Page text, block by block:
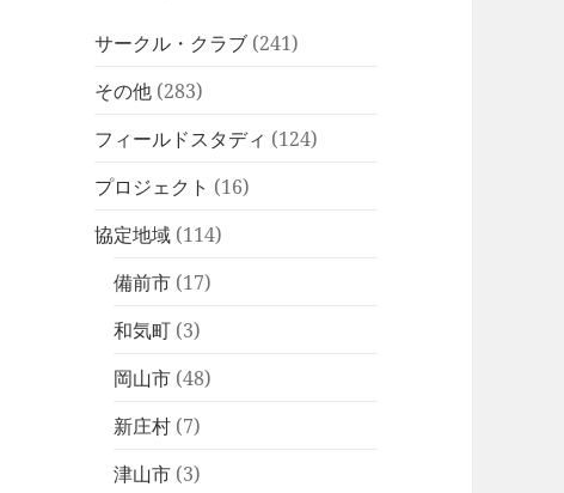
サークル・クラブ (241)
その他 (283)
フィールドスタディ (124)
プロジェクト (16)
協定地域 (114)
備前市 (17)
和気町 (3)
岡山市 (48)
新庄村 (7)
津山市 (3)